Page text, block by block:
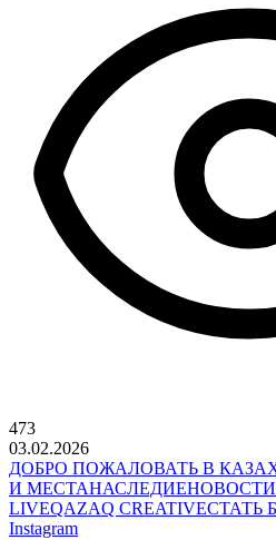
473
03.02.2026
ДОБРО ПОЖАЛОВАТЬ В
И МЕСТАНАСЛЕДИЕНОВОСТИ
LIVEQAZAQ CREATIVEСТАТЬ
Instagram